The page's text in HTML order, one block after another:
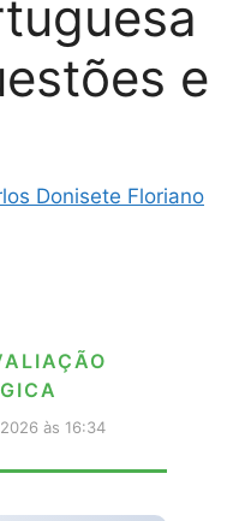
e
Donisete Floriano
às 16:34